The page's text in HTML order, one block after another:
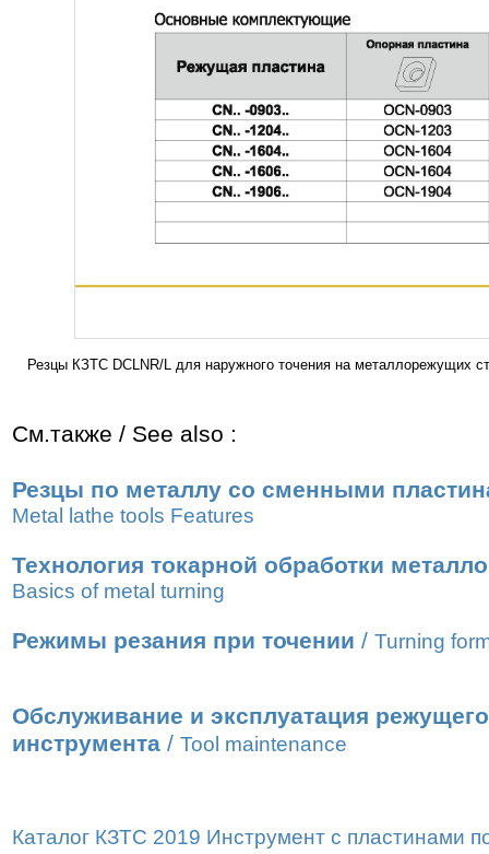
Резцы КЗТС DCLNR/L для наружного точения на металлорежущих
См.также / See also :
Резцы по металлу со сменными
Metal lathe tools Features
Технология токарной обработки
Basics of metal turning
Режимы резания при точении / Turning
Обслуживание и эксплуатация режущего
инструмента / Tool maintenance
Каталог КЗТС 2019 Инструмент с пластинами